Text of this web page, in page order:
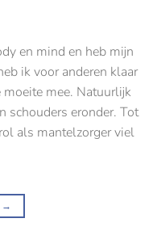
en mind en heb mijn
ik voor anderen klaar
moeite mee. Natuurlijk
schouders eronder. Tot
als mantelzorger viel
→